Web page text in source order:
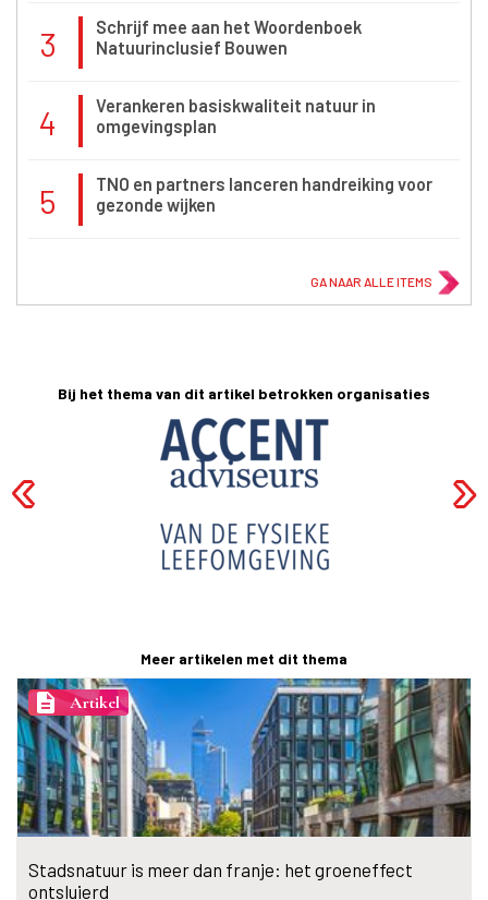
3
Schrijf mee aan het Woordenboek
Natuurinclusief Bouwen
4
Verankeren basiskwaliteit natuur in
omgevingsplan
5
TNO en partners lanceren handreiking voor
gezonde wijken
GA NAAR ALLE ITEMS
Bij het thema van dit artikel betrokken organisaties
Meer artikelen met dit thema
description Artikel
Stadsnatuur is meer dan franje: het groeneffect
ontsluierd